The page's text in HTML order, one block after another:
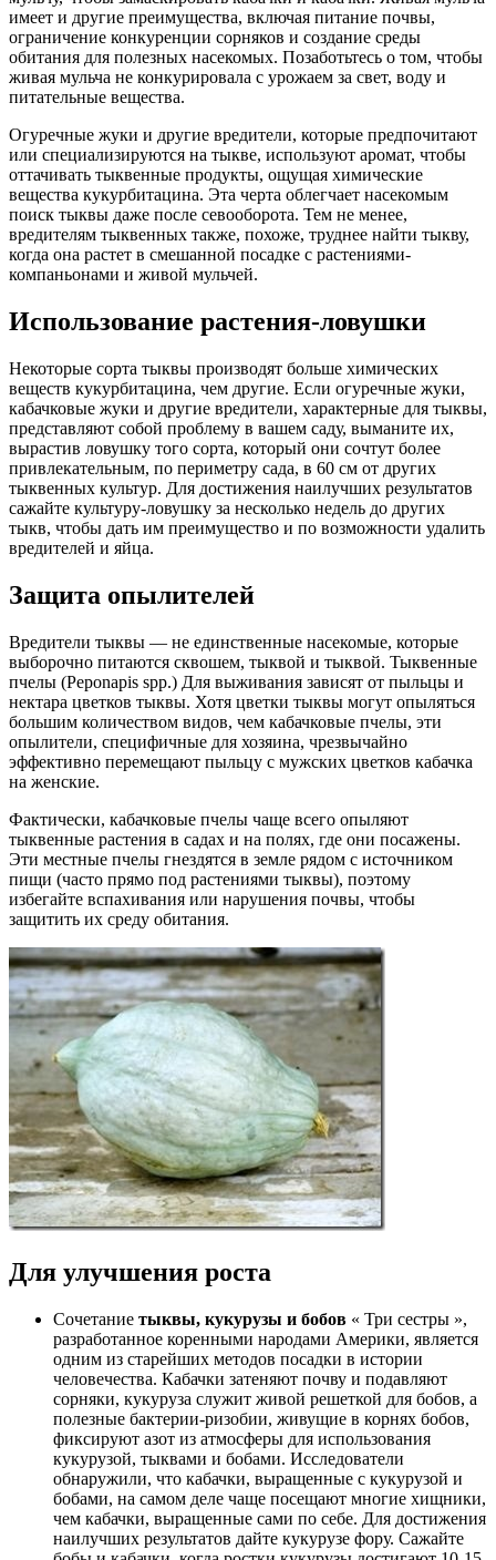
имеет и другие преимущества, включая питание почвы,
ограничение конкуренции сорняков и создание среды
обитания для полезных насекомых. Позаботьтесь о том, чтобы
живая мульча не конкурировала с урожаем за свет, воду и
питательные вещества.
Огуречные жуки и другие вредители, которые предпочитают
или специализируются на тыкве, используют аромат, чтобы
оттачивать тыквенные продукты, ощущая химические
вещества кукурбитацина. Эта черта облегчает насекомым
поиск тыквы даже после севооборота. Тем не менее,
вредителям тыквенных также, похоже, труднее найти тыкву,
когда она растет в смешанной посадке с растениями-
компаньонами и живой мульчей.
Использование растения-ловушки
Некоторые сорта тыквы производят больше химических
веществ кукурбитацина, чем другие. Если огуречные жуки,
кабачковые жуки и другие вредители, характерные для тыквы,
представляют собой проблему в вашем саду, выманите их,
вырастив ловушку того сорта, который они сочтут более
привлекательным, по периметру сада, в 60 см от других
тыквенных культур. Для достижения наилучших результатов
сажайте культуру-ловушку за несколько недель до других
тыкв, чтобы дать им преимущество и по возможности удалить
вредителей и яйца.
Защита опылителей
Вредители тыквы — не единственные насекомые, которые
выборочно питаются сквошем, тыквой и тыквой. Тыквенные
пчелы (Peponapis spp.) Для выживания зависят от пыльцы и
нектара цветков тыквы. Хотя цветки тыквы могут опыляться
большим количеством видов, чем кабачковые пчелы, эти
опылители, специфичные для хозяина, чрезвычайно
эффективно перемещают пыльцу с мужских цветков кабачка
на женские.
Фактически, кабачковые пчелы чаще всего опыляют
тыквенные растения в садах и на полях, где они посажены.
Эти местные пчелы гнездятся в земле рядом с источником
пищи (часто прямо под растениями тыквы), поэтому
избегайте вспахивания или нарушения почвы, чтобы
защитить их среду обитания.
Для улучшения роста
Сочетание тыквы, кукурузы и бобов « Три сестры »,
разработанное коренными народами Америки, является
одним из старейших методов посадки в истории
человечества. Кабачки затеняют почву и подавляют
сорняки, кукуруза служит живой решеткой для бобов, а
полезные бактерии-ризобии, живущие в корнях бобов,
фиксируют азот из атмосферы для использования
кукурузой, тыквами и бобами. Исследователи
обнаружили, что кабачки, выращенные с кукурузой и
бобами, на самом деле чаще посещают многие хищники,
чем кабачки, выращенные сами по себе. Для достижения
наилучших результатов дайте кукурузе фору. Сажайте